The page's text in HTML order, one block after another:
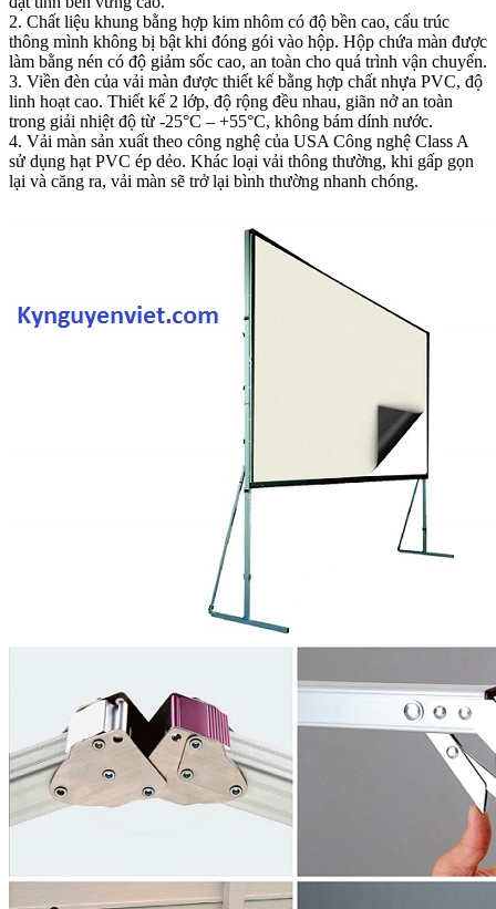
2. Chất liệu khung bằng hợp kim nhôm có độ bền cao, cấu trúc
thông mình không bị bật khi đóng gói vào hộp. Hộp chứa màn được
làm bằng nén có độ giảm sốc cao, an toàn cho quá trình vận chuyển.
3. Viền đèn của vải màn được thiết kế bằng hợp chất nhựa PVC, độ
linh hoạt cao. Thiết kế 2 lớp, độ rộng đều nhau, giãn nở an toàn
trong giải nhiệt độ từ -25°C – +55°C, không bám dính nước.
4. Vải màn sản xuất theo công nghệ của USA Công nghệ Class A
sử dụng hạt PVC ép dẻo. Khác loại vải thông thường, khi gấp gọn
lại và căng ra, vải màn sẽ trở lại bình thường nhanh chóng.